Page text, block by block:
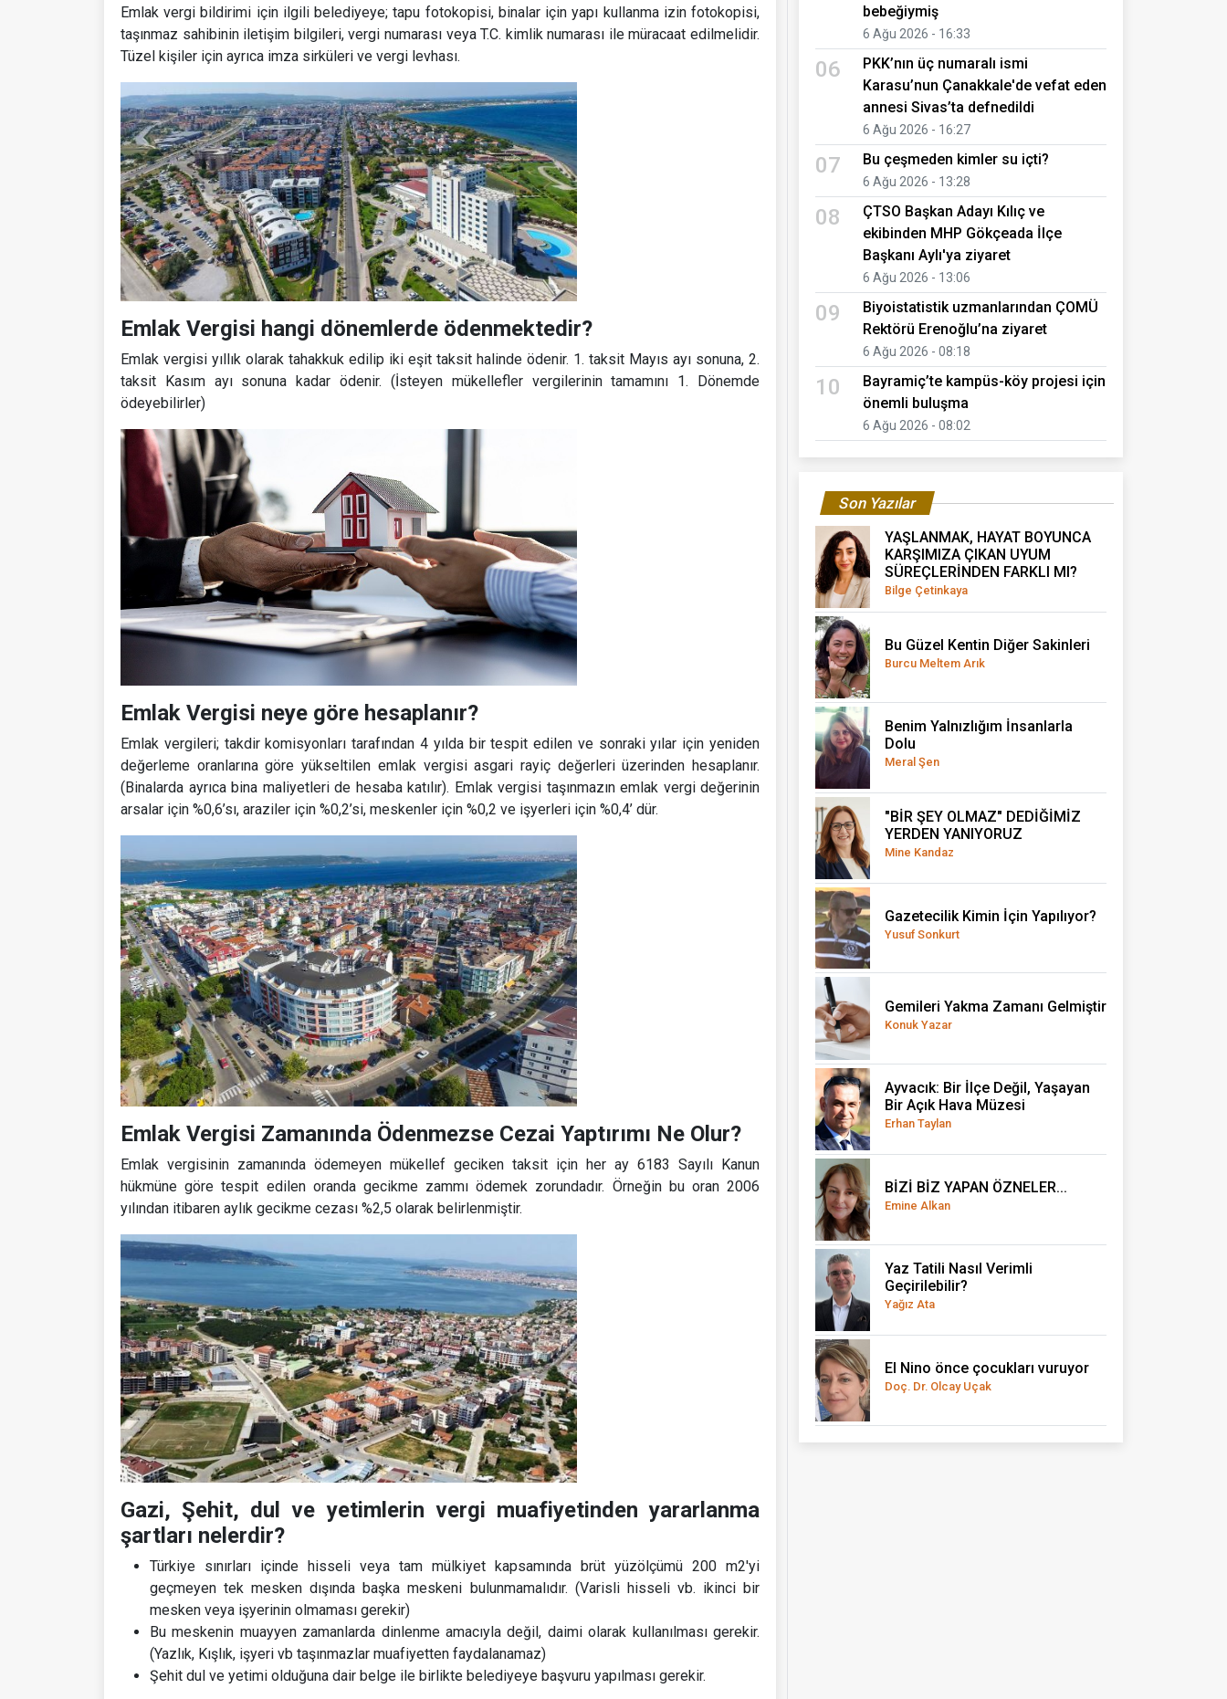
Emlak vergi bildirimi için ilgili belediyeye; tapu fotokopisi, binalar için yapı kullanma izin fotokopisi,
taşınmaz sahibinin iletişim bilgileri, vergi numarası veya T.C. kimlik numarası ile müracaat edilmelidir.
Tüzel kişiler için ayrıca imza sirküleri ve vergi levhası.
Emlak Vergisi hangi dönemlerde ödenmektedir?
Emlak vergisi yıllık olarak tahakkuk edilip iki eşit taksit halinde ödenir. 1. taksit Mayıs ayı sonuna, 2.
taksit Kasım ayı sonuna kadar ödenir. (İsteyen mükellefler vergilerinin tamamını 1. Dönemde
ödeyebilirler)
Emlak Vergisi neye göre hesaplanır?
Emlak vergileri; takdir komisyonları tarafından 4 yılda bir tespit edilen ve sonraki yılar için yeniden
değerleme oranlarına göre yükseltilen emlak vergisi asgari rayiç değerleri üzerinden hesaplanır.
(Binalarda ayrıca bina maliyetleri de hesaba katılır). Emlak vergisi taşınmazın emlak vergi değerinin
arsalar için %0,6’sı, araziler için %0,2’si, meskenler için %0,2 ve işyerleri için %0,4’ dür.
Emlak Vergisi Zamanında Ödenmezse Cezai Yaptırımı Ne Olur?
Emlak vergisinin zamanında ödemeyen mükellef geciken taksit için her ay 6183 Sayılı Kanun
hükmüne göre tespit edilen oranda gecikme zammı ödemek zorundadır. Örneğin bu oran 2006
yılından itibaren aylık gecikme cezası %2,5 olarak belirlenmiştir.
Gazi, Şehit, dul ve yetimlerin vergi muafiyetinden yararlanma
şartları nelerdir?
Türkiye sınırları içinde hisseli veya tam mülkiyet kapsamında brüt yüzölçümü 200 m2'yi
geçmeyen tek mesken dışında başka meskeni bulunmamalıdır. (Varisli hisseli vb. ikinci bir
mesken veya işyerinin olmaması gerekir)
Bu meskenin muayyen zamanlarda dinlenme amacıyla değil, daimi olarak kullanılması gerekir.
(Yazlık, Kışlık, işyeri vb taşınmazlar muafiyetten faydalanamaz)
Şehit dul ve yetimi olduğuna dair belge ile birlikte belediyeye başvuru yapılması gerekir.
bebeğiymiş
6 Ağu 2026 - 16:33
06
PKK’nın üç numaralı ismi
Karasu’nun Çanakkale'de vefat eden
annesi Sivas’ta defnedildi
6 Ağu 2026 - 16:27
07 Bu çeşmeden kimler su içti?
6 Ağu 2026 - 13:28
08
ÇTSO Başkan Adayı Kılıç ve
ekibinden MHP Gökçeada İlçe
Başkanı Aylı'ya ziyaret
6 Ağu 2026 - 13:06
09
Biyoistatistik uzmanlarından ÇOMÜ
Rektörü Erenoğlu’na ziyaret
6 Ağu 2026 - 08:18
10
Bayramiç’te kampüs-köy projesi için
önemli buluşma
6 Ağu 2026 - 08:02
Son Yazılar
YAŞLANMAK, HAYAT BOYUNCA
KARŞIMIZA ÇIKAN UYUM
SÜREÇLERİNDEN FARKLI MI?
Bilge Çetinkaya
Bu Güzel Kentin Diğer Sakinleri
Burcu Meltem Arık
Benim Yalnızlığım İnsanlarla
Dolu
Meral Şen
"BİR ŞEY OLMAZ" DEDİĞİMİZ
YERDEN YANIYORUZ
Mine Kandaz
Gazetecilik Kimin İçin Yapılıyor?
Yusuf Sonkurt
Gemileri Yakma Zamanı Gelmiştir
Konuk Yazar
Ayvacık: Bir İlçe Değil, Yaşayan
Bir Açık Hava Müzesi
Erhan Taylan
BİZİ BİZ YAPAN ÖZNELER...
Emine Alkan
Yaz Tatili Nasıl Verimli
Geçirilebilir?
Yağız Ata
El Nino önce çocukları vuruyor
Doç. Dr. Olcay Uçak